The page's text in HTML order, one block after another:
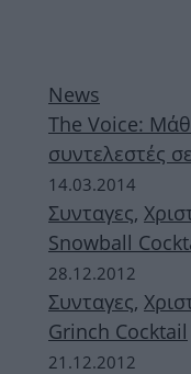
News
Τhe Voice:
συντελεστές
14.03.2014
Συνταγες,
Snowball
28.12.2012
Συνταγες,
Grinch Cocktail
21.12.2012